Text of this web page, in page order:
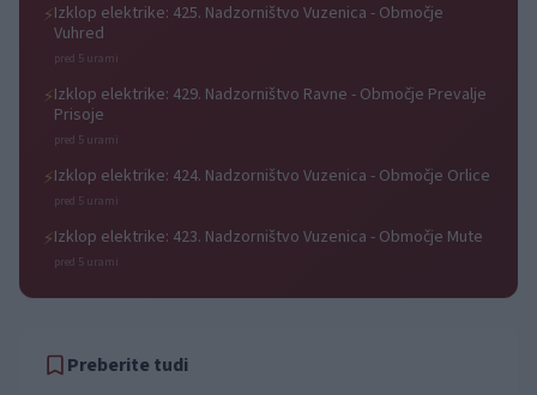
⚡Izklop elektrike: 425. Nadzorništvo Vuzenica - Območje
Vuhred
pred 5 urami
⚡Izklop elektrike: 429. Nadzorništvo Ravne - Območje Prevalje
Prisoje
pred 5 urami
⚡Izklop elektrike: 424. Nadzorništvo Vuzenica - Območje Orlice
pred 5 urami
⚡Izklop elektrike: 423. Nadzorništvo Vuzenica - Območje Mute
pred 5 urami
Preberite tudi